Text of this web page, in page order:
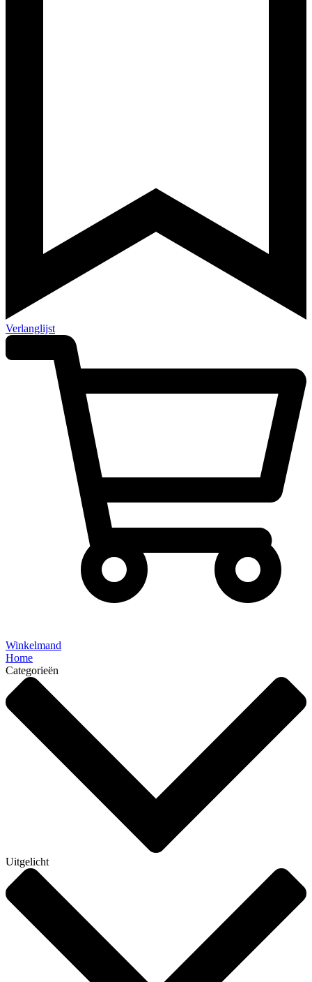
Verlanglijst
Winkelmand
Home
Categorieën
Uitgelicht